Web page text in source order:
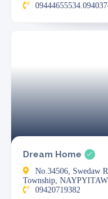
Dream Home
No.34506, Swedaw
Township,
09420719382